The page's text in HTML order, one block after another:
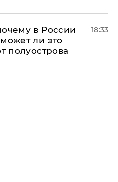
в России
ли это
полуострова
18:33